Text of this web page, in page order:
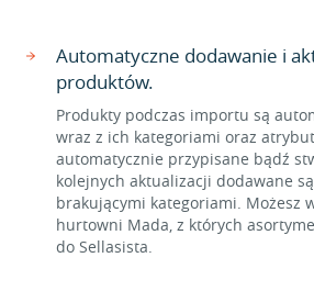
Automatyczne dodawanie i
produktów.
Produkty podczas importu są
wraz z ich kategoriami oraz
automatycznie przypisane bądź
kolejnych aktualizacji dodawane
brakującymi kategoriami. Możesz
hurtowni Mada, z których
do Sellasista.